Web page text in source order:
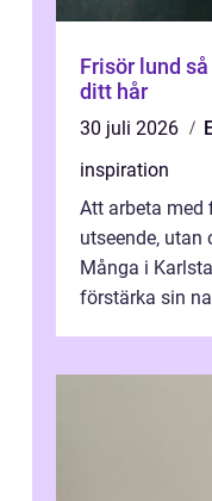
Frisör lund så väljer du rätt salong för
ditt hår
30 juli 2026
inspiration
Att arbeta med
utseende, utan
Många i
förstärka sin